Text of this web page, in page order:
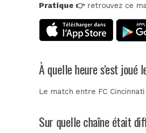
Pratique 👉retrouvez ce
À quelle heure s'est joué
Le match entre FC
Sur quelle chaîne était